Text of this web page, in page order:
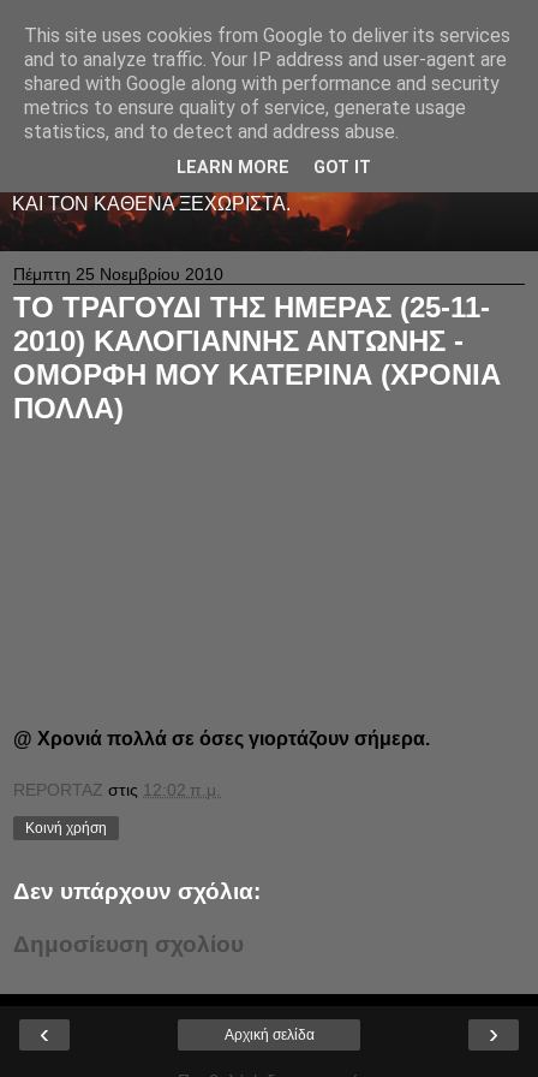
LIVE RADIO NET
ΤΟ ΠΡΩΤΟ ΖΩΝΤΑΝΟ ΜΟΥΣΙΚΟ ΡΑΔΙΟΦΩΝΟ ΣΤΟ
ΙΝΤΕΡΝΕΤ. 24 ΩΡΕΣ ΤΟ 24ΩΡΟ ΠΑΙΖΕΙ ΚΑΛΗ
ΕΛΛΗΝΙΚΗ ΜΟΥΣΙΚΗ ΑΠΟ LIVE - ΚΑΙ ΟΧΙ ΜΟΝΟ
ΚΑΙ ΤΟΝ ΚΑΘΕΝΑ ΞΕΧΩΡΙΣΤΑ.
Πέμπτη 25 Νοεμβρίου 2010
ΤΟ ΤΡΑΓΟΥΔΙ ΤΗΣ ΗΜΕΡΑΣ (25-11-
2010) ΚΑΛΟΓΙΑΝΝΗΣ ΑΝΤΩΝΗΣ -
ΟΜΟΡΦΗ ΜΟΥ ΚΑΤΕΡΙΝΑ (ΧΡΟΝΙΑ
ΠΟΛΛΑ)
@ Χρονιά πολλά σε όσες γιορτάζουν σήμερα.
REPORTAZ στις 12:02 π.μ.
Κοινή χρήση
Δεν υπάρχουν σχόλια:
Δημοσίευση σχολίου
‹ ›
Αρχική σελίδα
This site uses cookies from Google to deliver its services
and to analyze traffic. Your IP address and user-agent are
shared with Google along with performance and security
metrics to ensure quality of service, generate usage
statistics, and to detect and address abuse.
LEARN MORE GOT IT